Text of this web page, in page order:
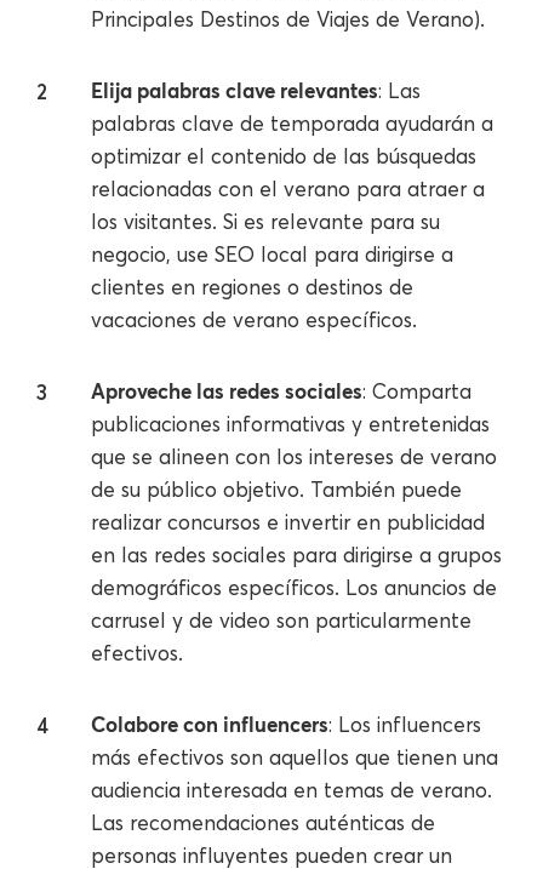
Principales Destinos de Viajes de Verano).
Elija palabras clave relevantes: Las
palabras clave de temporada ayudarán a
optimizar el contenido de las búsquedas
relacionadas con el verano para atraer a
los visitantes. Si es relevante para su
negocio, use SEO local para dirigirse a
clientes en regiones o destinos de
vacaciones de verano específicos.
Aproveche las redes sociales: Comparta
publicaciones informativas y entretenidas
que se alineen con los intereses de verano
de su público objetivo. También puede
realizar concursos e invertir en publicidad
en las redes sociales para dirigirse a grupos
demográficos específicos. Los anuncios de
carrusel y de video son particularmente
efectivos.
Colabore con influencers: Los influencers
más efectivos son aquellos que tienen una
audiencia interesada en temas de verano.
Las recomendaciones auténticas de
personas influyentes pueden crear un